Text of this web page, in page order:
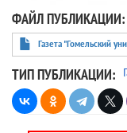
ФАЙЛ ПУБЛИКАЦИИ
Газета "Гомельский
ТИП ПУБЛИКАЦИИ